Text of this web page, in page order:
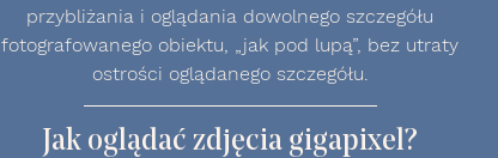
przybliżania i oglądania dowolnego szczegółu
fotografowanego obiektu, „jak pod lupą”, bez utraty
ostrości oglądanego szczegółu.
Jak oglądać zdjęcia gigapixel?